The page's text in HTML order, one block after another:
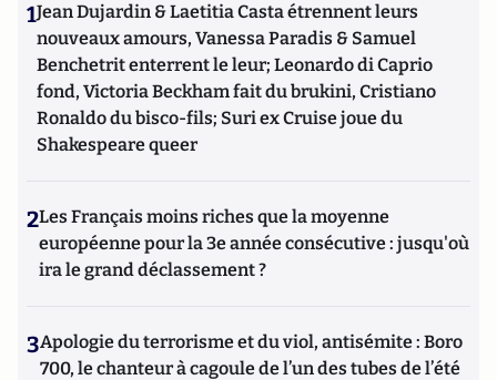
1Jean Dujardin & Laetitia Casta étrennent leurs
nouveaux amours, Vanessa Paradis & Samuel
Benchetrit enterrent le leur; Leonardo di Caprio
fond, Victoria Beckham fait du brukini, Cristiano
Ronaldo du bisco-fils; Suri ex Cruise joue du
Shakespeare queer
2Les Français moins riches que la moyenne
européenne pour la 3e année consécutive : jusqu'où
ira le grand déclassement ?
3Apologie du terrorisme et du viol, antisémite : Boro
700, le chanteur à cagoule de l’un des tubes de l’été